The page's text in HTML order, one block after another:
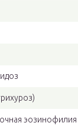
эозинофилия